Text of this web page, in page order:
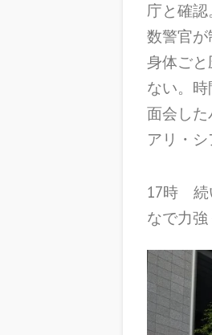
庁と確
数警官
身体ご
ない。
面会した
アリ・
17時 続
なで力強